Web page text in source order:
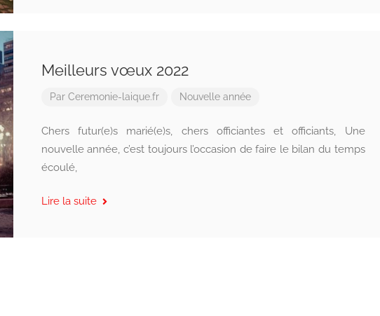
Meilleurs vœux 2022
Par Ceremonie-laique.fr Nouvelle année
Chers futur(e)s marié(e)s, chers officiantes et officiants, Une
nouvelle année, c’est toujours l’occasion de faire le bilan du temps
écoulé,
Lire la suite